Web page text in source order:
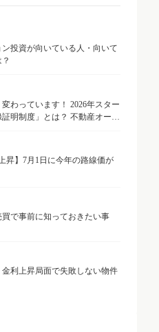
投資が向いている人・向いて
わっています！ 2026年スター
明制度」とは？ 不動産オーナ
昇】7月1日に今年の路線価が
で事前に知っておきたい事
利上昇局面で失敗しない物件